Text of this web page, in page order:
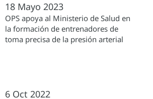
18 Mayo 2023
OPS apoya al Ministerio de Salud en
la formación de entrenadores de
toma precisa de la presión arterial
6 Oct 2022